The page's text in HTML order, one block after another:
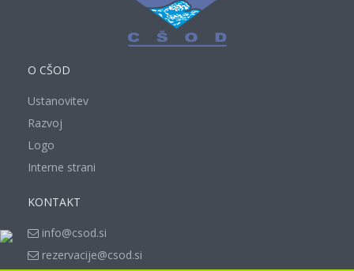
O CŠOD
Ustanovitev
Razvoj
Logo
Interne strani
KONTAKT
info@csod.si
rezervacije@csod.si